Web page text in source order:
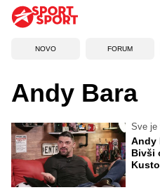
NOVO FORUM
Andy Bara
Sve je
Andy
Bivši